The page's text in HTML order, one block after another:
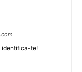
identifica-te!